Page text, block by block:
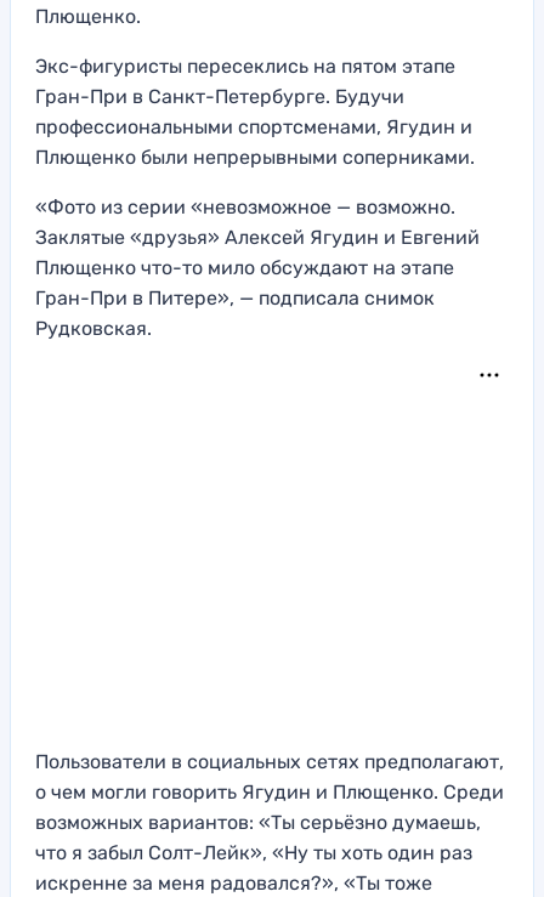
Плющенко.
Экс-фигуристы пересеклись на пятом этапе
Гран-При в Санкт-Петербурге. Будучи
профессиональными спортсменами, Ягудин и
Плющенко были непрерывными соперниками.
«Фото из серии «невозможное — возможно.
Заклятые «друзья» Алексей Ягудин и Евгений
Плющенко что-то мило обсуждают на этапе
Гран-При в Питере», — подписала снимок
Рудковская.
Пользователи в социальных сетях предполагают,
о чем могли говорить Ягудин и Плющенко. Среди
возможных вариантов: «Ты серьёзно думаешь,
что я забыл Солт-Лейк», «Ну ты хоть один раз
искренне за меня радовался?», «Ты тоже